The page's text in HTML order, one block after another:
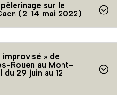
sur le
(2-14 mai 2022)
improvisé » de
Rouen au Mont-
du 29 juin au 12